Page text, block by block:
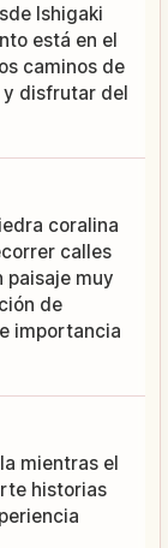
Ishigaki
está en el
caminos de
y disfrutar del
coralina
calles
paisaje muy
de
importancia
mientras el
historias